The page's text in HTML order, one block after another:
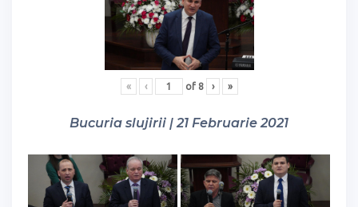
« ‹ of 8 › »
Bucuria slujirii | 21 Februarie 2021